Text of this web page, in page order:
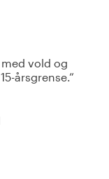
vold og
årsgrense.